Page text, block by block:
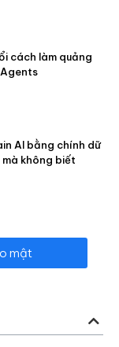
cách làm quảng
AI bằng chính dữ
mà không biết
mật